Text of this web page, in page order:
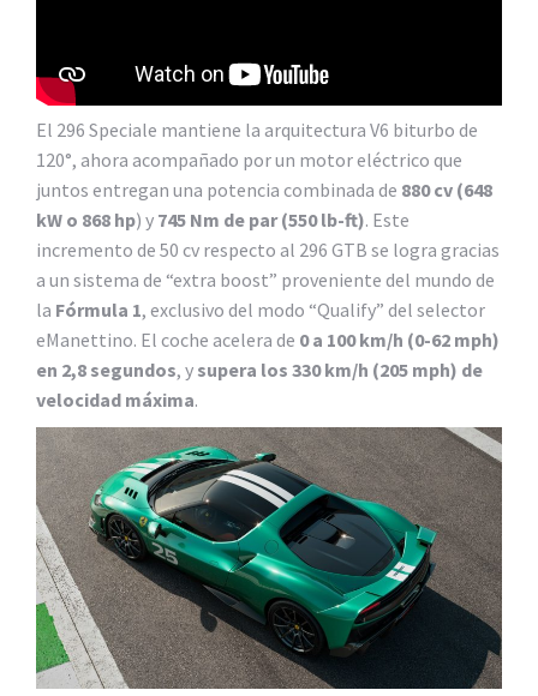
El 296 Speciale mantiene la arquitectura V6 biturbo de
120°, ahora acompañado por un motor eléctrico que
juntos entregan una potencia combinada de 880 cv (648
kW o 868 hp) y 745 Nm de par (550 lb-ft). Este
incremento de 50 cv respecto al 296 GTB se logra gracias
a un sistema de “extra boost” proveniente del mundo de
la Fórmula 1, exclusivo del modo “Qualify” del selector
eManettino. El coche acelera de 0 a 100 km/h (0-62 mph)
en 2,8 segundos, y supera los 330 km/h (205 mph) de
velocidad máxima.